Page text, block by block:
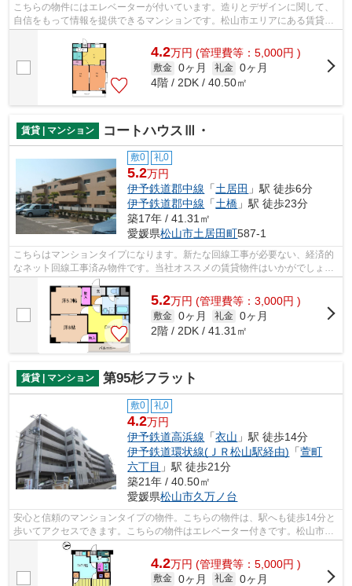
こちらの物件にはエレベーターが付いています。造りとデザインに関して、
自信をもって情報を提供できるマンションです。松山市エリアにある賃貸情
報のことなら、地域に密着した当社へ...
4.2万円 (管理費等：5,000円 )
敷金 0ヶ月 礼金 0ヶ月
4階 / 2DK / 40.50㎡
賃貸 | マンション コートハウスⅢ・
敷0 礼0
5.2万円
伊予鉄道郡中線 「土居田 」駅 徒歩6分
伊予鉄道郡中線 「土橋 」駅 徒歩23分
築17年 / 41.31㎡
愛媛県松山市土居田町587-1
こちらはマンションタイプになります。新たな回線工事が必要ない、経済的
なネット回線工事済み物件です。当社オススメの賃貸物件はいかがでしょう
か？物件情報を豊富に取り扱っている...
5.2万円 (管理費等：3,000円 )
敷金 0ヶ月 礼金 0ヶ月
2階 / 2DK / 41.31㎡
賃貸 | マンション 第95杉フラット
敷0 礼0
4.2万円
伊予鉄道高浜線 「衣山 」駅 徒歩14分
伊予鉄道環状線(ＪＲ松山駅経由) 「萱町
六丁目 」駅 徒歩21分
築21年 / 40.50㎡
愛媛県松山市久万ノ台
安心と信頼のマンションタイプの物件。こちらの物件は、駅へも徒歩14分と
歩いてアクセスできます。こちらの物件はエレベーター付きです。松山市エ
リアにある賃貸情報のことなら、地域...
4.2万円 (管理費等：5,000円 )
敷金 0ヶ月 礼金 0ヶ月